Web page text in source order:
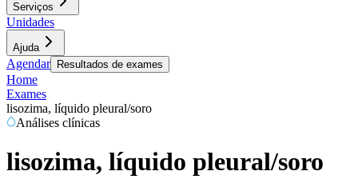
Serviços
Unidades
Ajuda
Agendar Resultados de exames
Home
Exames
lisozima, líquido pleural/soro
Análises clínicas
lisozima, líquido pleural/soro